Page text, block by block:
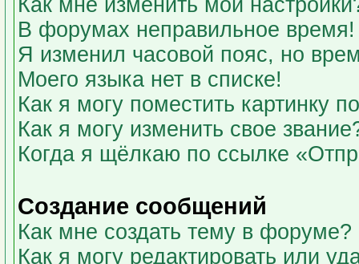
Как мне изменить мои
В форумах неправильное время!
Я изменил часовой пояс, но
Моего языка нет в списке!
Как я могу поместить картинку
Как я могу изменить свое
Когда я щёлкаю по ссылке
Создание сообщений
Как мне создать тему в форуме?
Как я могу редактировать или